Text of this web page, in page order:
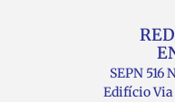
SEPN 516
Edifício Via